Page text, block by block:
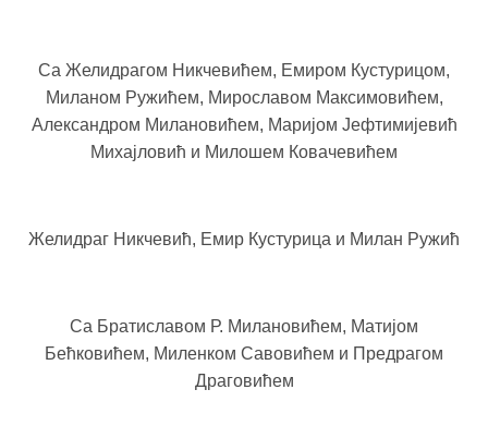
Са Желидрагом Никчевићем, Емиром Кустурицом,
Миланом Ружићем, Мирославом Максимовићем,
Александром Милановићем, Маријом Јефтимијевић
Михајловић и Милошем Ковачевићем
Желидраг Никчевић, Емир Кустурица и Милан Ружић
Са Братиславом Р. Милановићем, Матијом
Бећковићем, Миленком Савовићем и Предрагом
Драговићем